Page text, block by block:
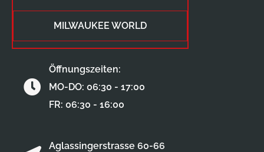
MILWAUKEE WORLD
Aglassingerstrasse 60-66
Öffnungszeiten:
MO-DO: 06:30 - 17:00
FR: 06:30 - 16:00